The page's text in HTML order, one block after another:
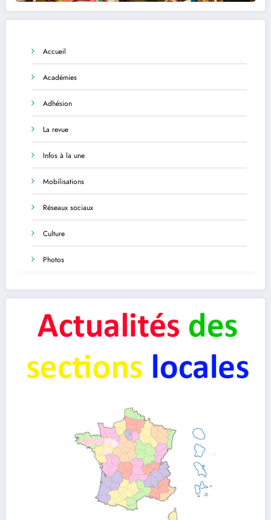
Accueil
Académies
Adhésion
La revue
Infos à la une
Mobilisations
Réseaux sociaux
Culture
Photos